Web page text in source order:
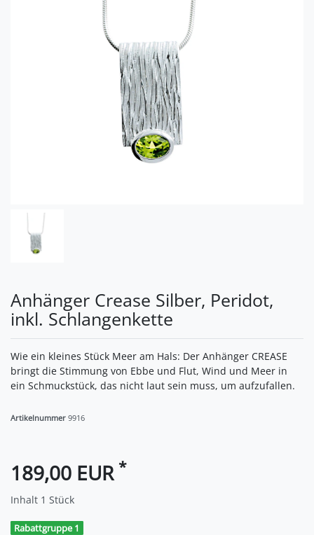
Anhänger Crease Silber, Peridot,
inkl. Schlangenkette
Wie ein kleines Stück Meer am Hals: Der Anhänger CREASE
bringt die Stimmung von Ebbe und Flut, Wind und Meer in
ein Schmuckstück, das nicht laut sein muss, um aufzufallen.
Artikelnummer 9916
189,00 EUR *
Inhalt 1 Stück
Rabattgruppe 1